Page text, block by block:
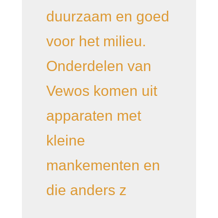
duurzaam en goed
voor het milieu.
Onderdelen van
Vewos komen uit
apparaten met
kleine
mankementen en
die anders z